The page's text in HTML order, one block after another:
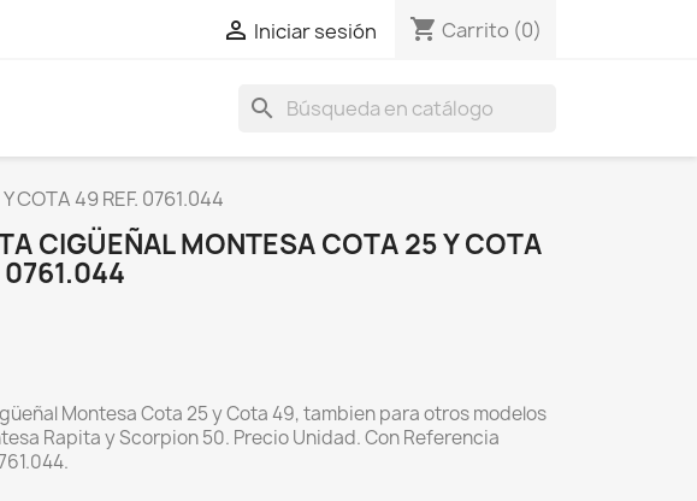
 Iniciar sesión shopping_cart Carrito (0)
search
COTA 49 REF. 0761.044
CIGÜEÑAL MONTESA COTA 25 Y COTA
0761.044
Montesa Cota 25 y Cota 49, tambien para otros modelos
Rapita y Scorpion 50. Precio Unidad. Con Referencia